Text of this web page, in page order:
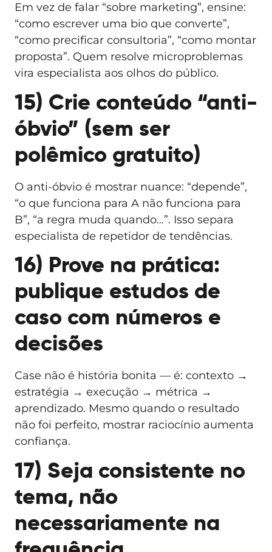
Em vez de falar “sobre marketing”, ensine:
“como escrever uma bio que converte”,
“como precificar consultoria”, “como montar
proposta”. Quem resolve microproblemas
vira especialista aos olhos do público.
15) Crie conteúdo “anti-
óbvio” (sem ser
polêmico gratuito)
O anti-óbvio é mostrar nuance: “depende”,
“o que funciona para A não funciona para
B”, “a regra muda quando…”. Isso separa
especialista de repetidor de tendências.
16) Prove na prática:
publique estudos de
caso com números e
decisões
Case não é história bonita — é: contexto →
estratégia → execução → métrica →
aprendizado. Mesmo quando o resultado
não foi perfeito, mostrar raciocínio aumenta
confiança.
17) Seja consistente no
tema, não
necessariamente na